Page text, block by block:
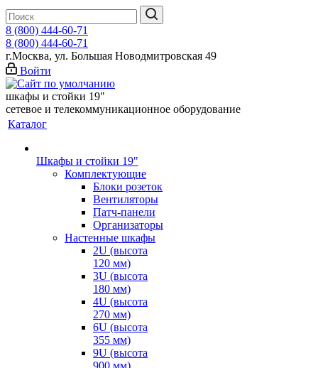
8 (800) 444-60-71
8 (800) 444-60-71
г.Москва, ул. Большая Новодмитровская 49
Войти
шкафы и стойки 19"
сетевое и телекоммуникационное оборудование
Каталог
Шкафы и стойки 19"
Комплектующие
Блоки розеток
Вентиляторы
Патч-панели
Организаторы
Настенные шкафы
2U (высота
120 мм)
3U (высота
180 мм)
4U (высота
270 мм)
6U (высота
355 мм)
9U (высота
900 мм)